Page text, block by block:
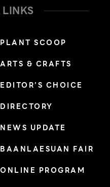
LINKS
PLANT SCOOP
ARTS & CRAFTS
EDITOR’S CHOICE
DIRECTORY
NEWS UPDATE
BAANLAESUAN FAIR
ONLINE PROGRAM